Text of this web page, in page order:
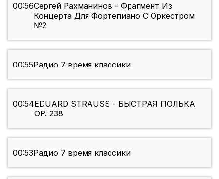
00:56Сергей Рахманинов - Фрагмент Из
Концерта Для Фортепиано С Оркестром
№2
00:55Радио 7 время классики
00:54EDUARD STRAUSS - БЫСТРАЯ ПОЛЬКА
OP. 238
00:53Радио 7 время классики